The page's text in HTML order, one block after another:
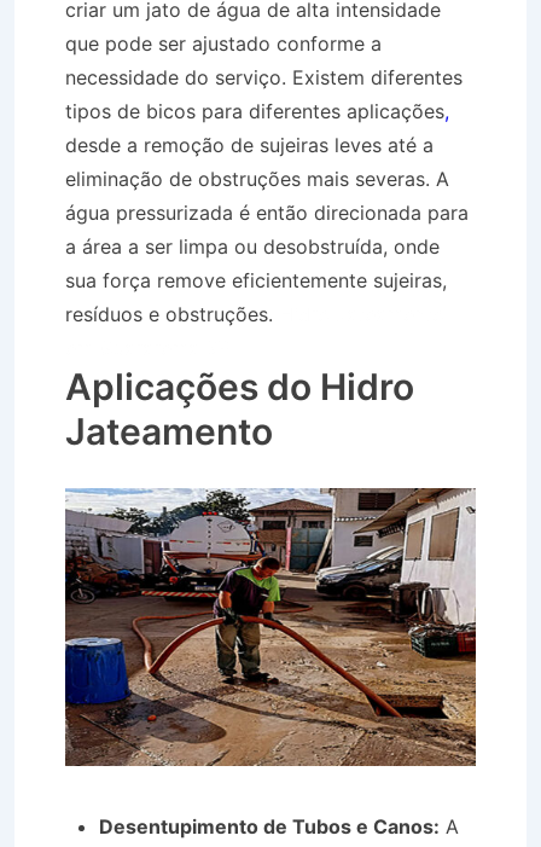
criar um jato de água de alta intensidade
que pode ser ajustado conforme a
necessidade do serviço. Existem diferentes
tipos de bicos para diferentes aplicações,
desde a remoção de sujeiras leves até a
eliminação de obstruções mais severas. A
água pressurizada é então direcionada para
a área a ser limpa ou desobstruída, onde
sua força remove eficientemente sujeiras,
resíduos e obstruções.
Aplicações do Hidro
Jateamento
Desentupimento de Tubos e Canos: A